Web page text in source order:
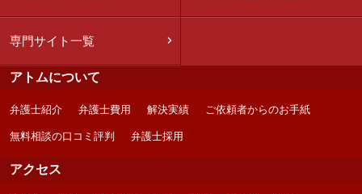
専門サイト一覧
アトムについて
弁護士紹介 弁護士費用 解決実績 ご依頼者からのお手紙
無料相談の口コミ評判 弁護士採用
アクセス